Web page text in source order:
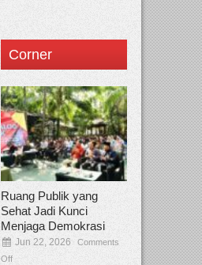
Corner
Ruang Publik yang
Sehat Jadi Kunci
Menjaga Demokrasi
Jun 22, 2026
Comments
Off